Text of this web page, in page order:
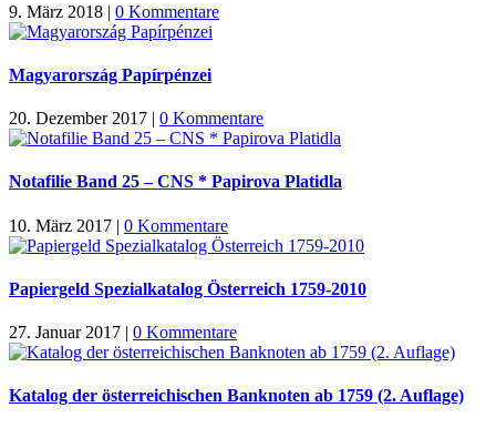
9. März 2018 | 0 Kommentare
Magyarország Papírpénzei
20. Dezember 2017 | 0 Kommentare
Notafilie Band 25 – CNS * Papirova Platidla
10. März 2017 | 0 Kommentare
Papiergeld Spezialkatalog Österreich 1759-2010
27. Januar 2017 | 0 Kommentare
Katalog der österreichischen Banknoten ab 1759 (2. Auflage)